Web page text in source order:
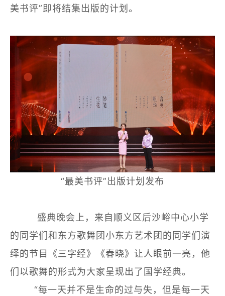
美书评”即将结集出版的计划。
“最美书评”出版计划发布
盛典晚会上，来自顺义区后沙峪中心小学
的同学们和东方歌舞团小东方艺术团的同学们演
绎的节目《三字经》《春晓》让人眼前一亮，他
们以歌舞的形式为大家呈现出了国学经典。
“每一天并不是生命的过与失，但是每一天